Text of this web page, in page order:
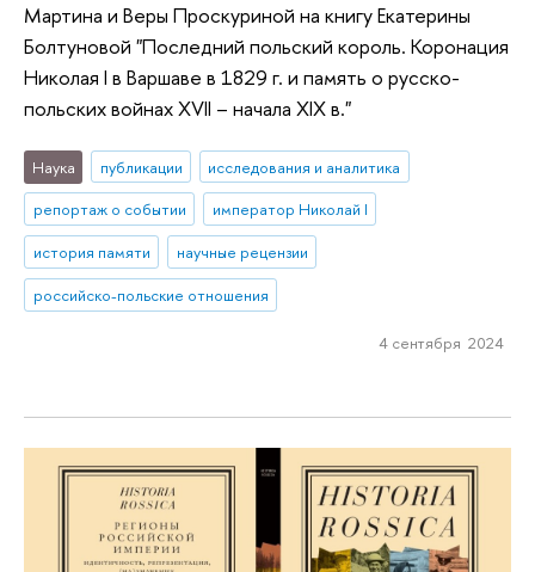
Мартина и Веры Проскуриной на книгу Екатерины
Болтуновой "Последний польский король. Коронация
Николая I в Варшаве в 1829 г. и память о русско-
польских войнах XVII – начала XIX в."
Наука публикации
исследования и аналитика
репортаж о событии
император Николай I
история памяти
научные рецензии
российско-польские отношения
4 сентября 2024